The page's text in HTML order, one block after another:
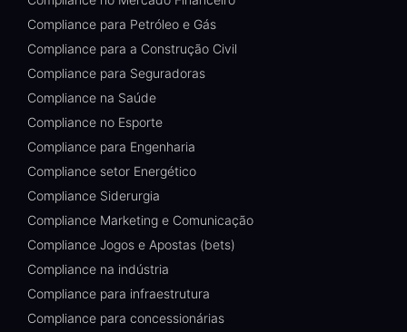
Compliance para Petróleo e Gás
Compliance para a Construção Civil
Compliance para Seguradoras
Compliance na Saúde
Compliance no Esporte
Compliance para Engenharia
Compliance setor Energético
Compliance Siderurgia
Compliance Marketing e Comunicação
Compliance Jogos e Apostas (bets)
Compliance na indústria
Compliance para infraestrutura
Compliance para concessionárias